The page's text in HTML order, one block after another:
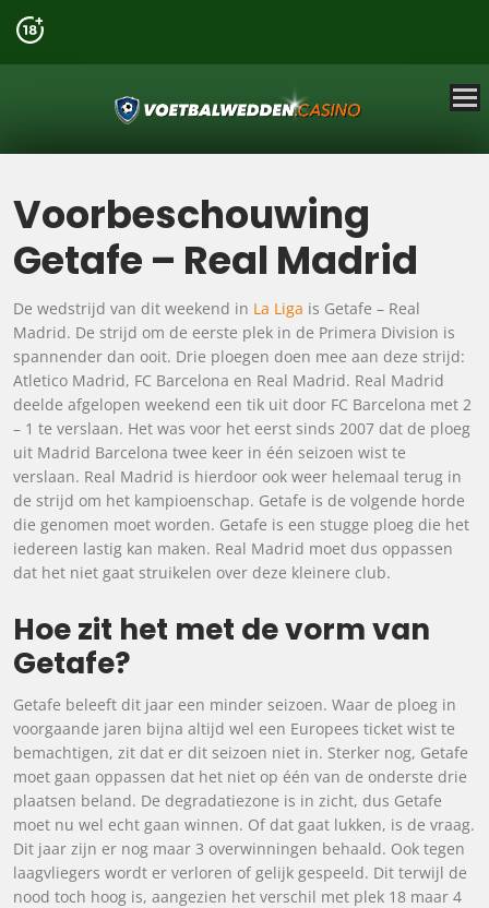
Voorbeschouwing
Getafe – Real Madrid
De wedstrijd van dit weekend in La Liga is Getafe – Real
Madrid. De strijd om de eerste plek in de Primera Division is
spannender dan ooit. Drie ploegen doen mee aan deze strijd:
Atletico Madrid, FC Barcelona en Real Madrid. Real Madrid
deelde afgelopen weekend een tik uit door FC Barcelona met 2
– 1 te verslaan. Het was voor het eerst sinds 2007 dat de ploeg
uit Madrid Barcelona twee keer in één seizoen wist te
verslaan. Real Madrid is hierdoor ook weer helemaal terug in
de strijd om het kampioenschap. Getafe is de volgende horde
die genomen moet worden. Getafe is een stugge ploeg die het
iedereen lastig kan maken. Real Madrid moet dus oppassen
dat het niet gaat struikelen over deze kleinere club.
Hoe zit het met de vorm van
Getafe?
Getafe beleeft dit jaar een minder seizoen. Waar de ploeg in
voorgaande jaren bijna altijd wel een Europees ticket wist te
bemachtigen, zit dat er dit seizoen niet in. Sterker nog, Getafe
moet gaan oppassen dat het niet op één van de onderste drie
plaatsen beland. De degradatiezone is in zicht, dus Getafe
moet nu wel echt gaan winnen. Of dat gaat lukken, is de vraag.
Dit jaar zijn er nog maar 3 overwinningen behaald. Ook tegen
laagvliegers wordt er verloren of gelijk gespeeld. Dit terwijl de
nood toch hoog is, aangezien het verschil met plek 18 maar 4